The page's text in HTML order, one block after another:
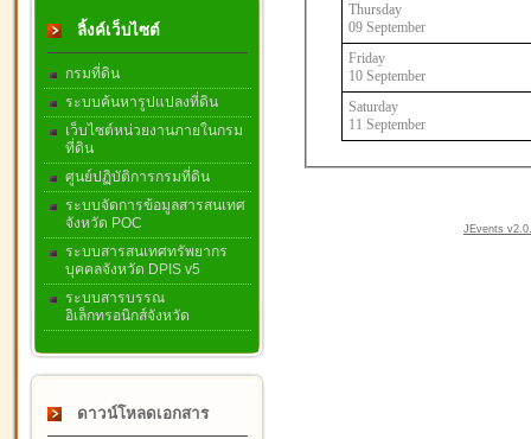
ลิ้งค์เว็บไซต์
กรมที่ดิน
ระบบค้นหารูปแปลงที่ดิน
เว็บไซต์หน่วยงานภายในกรม
ที่ดิน
ศูนย์ปฏิบัติการกรมที่ดิน
ระบบจัดการข้อมูลสารสนเทศ
จังหวัด POC
ระบบสารสนเทศทรัพยากร
บุคคลจังหวัด DPIS v5
ระบบสารบรรณ
อิเล็กทรอนิกส์จังหวัด
ดาวน์โหลดเอกสาร
Thursday
09 September
Friday
10 September
Saturday
11 September
JEvents